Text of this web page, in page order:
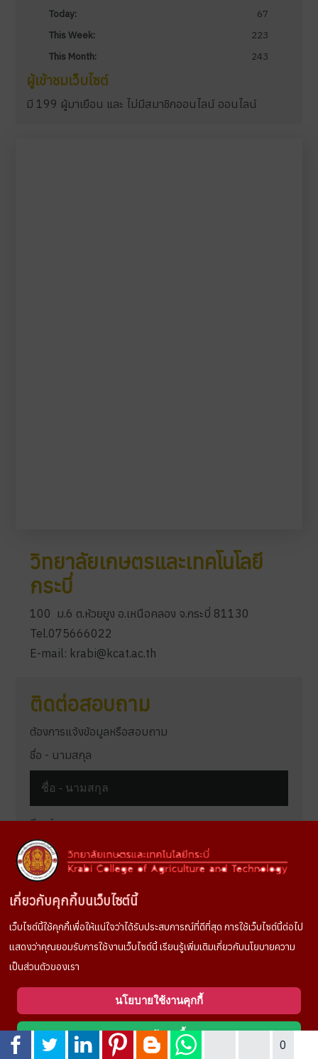
เกี่ยวกับคุกกี้บนเว็บไซต์นี้
เว็บไซต์นี้ใช้คุกกี้เพื่อให้แน่ใจว่าได้รับประสบการณ์ที่ดีที่สุด การใช้เว็บไซต์นี้ต่อไป
แสดงว่าคุณยอมรับการใช้งานเว็บไซต์นี้ เรียนรู้เพิ่มเติมเกี่ยวกับนโยบายความ
เป็นส่วนตัวของเรา
นโยบายใช้งานคุกกี้
ยอมรับคุกกี้
0
Today:
67
This Week:
223
This Month:
243
ผู้เข้าชมเว็บไซต์
มี 199 ผู้มาเยือน และ ไม่มีสมาชิกออนไลน์ ออนไลน์
วิทยาลัยเกษตรและเทคโนโลยี
กระบี่
100 ม.6 ต.ห้วยยูง อ.เหนือคลอง จ.กระบี่ 81130
Tel.075666022
E-mail: krabi@kcat.ac.th
ติดต่อสอบถาม
ต้องการแจ้งข้อมูลหรือสอบถาม
ชื่อ - นามสกุล
อีเมล์
ข้อความ
Terms and conditions